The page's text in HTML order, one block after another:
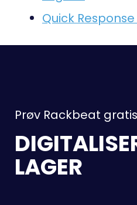
Quick
Prøv Rackbeat
LAGER